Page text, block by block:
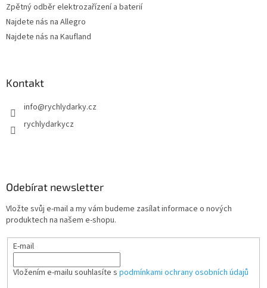
Zpětný odběr elektrozařízení a baterií
Najdete nás na Allegro
Najdete nás na Kaufland
Kontakt
info@rychlydarky.cz
rychlydarkycz
Odebírat newsletter
Vložte svůj e-mail a my vám budeme zasílat informace o nových
produktech na našem e-shopu.
E-mail
Vložením e-mailu souhlasíte s podmínkami ochrany osobních údajů